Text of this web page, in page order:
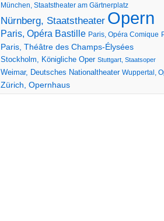
München, Staatstheater am Gärtnerplatz
Nürnberg, Staatstheater Opern
Paris, Opéra Bastille Paris, Opéra Comique
Paris, Théâtre des Champs-Élysées
Stockholm, Königliche Oper Stuttgart, Staatsoper
Weimar, Deutsches Nationaltheater Wuppertal,
Zürich, Opernhaus